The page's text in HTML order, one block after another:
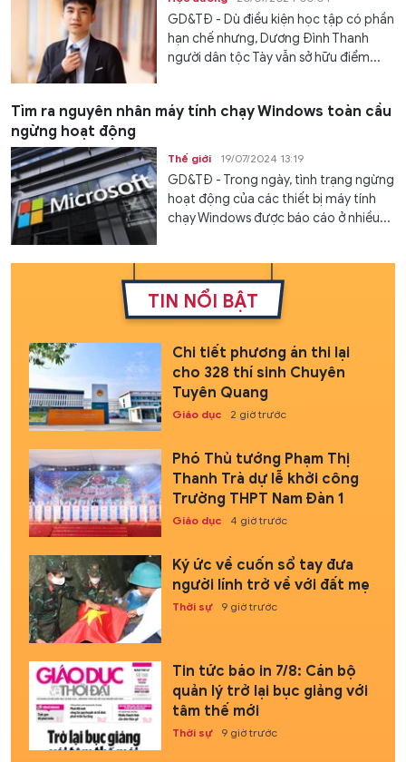
GD&TĐ - Dù điều kiện học tập có phần
hạn chế nhưng, Dương Đình Thanh
người dân tộc Tày vẫn sở hữu điểm...
Tìm ra nguyên nhân máy tính chạy Windows toàn cầu
ngừng hoạt động
Thế giới 19/07/2024 13:19
GD&TĐ - Trong ngày, tình trạng ngừng
hoạt động của các thiết bị máy tính
chạy Windows được báo cáo ở nhiều...
TIN NỔI BẬT
Chi tiết phương án thi lại
cho 328 thí sinh Chuyên
Tuyên Quang
Giáo dục 2 giờ trước
Phó Thủ tướng Phạm Thị
Thanh Trà dự lễ khởi công
Trường THPT Nam Đàn 1
Giáo dục 4 giờ trước
Ký ức về cuốn sổ tay đưa
người lính trở về với đất mẹ
Thời sự 9 giờ trước
Tin tức báo in 7/8: Cán bộ
quản lý trở lại bục giảng với
tâm thế mới
Thời sự 9 giờ trước